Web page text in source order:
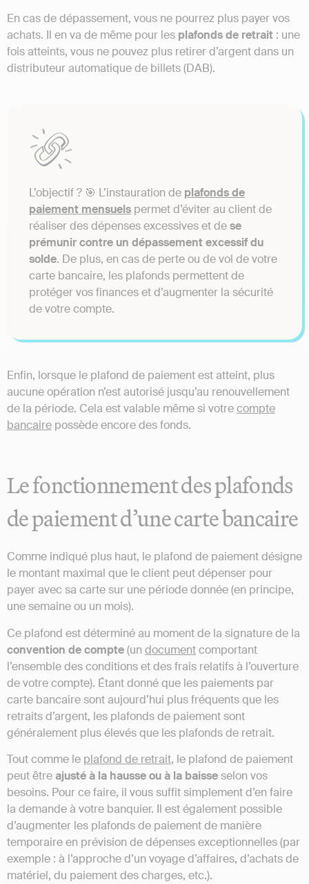
En cas de dépassement, vous ne pourrez plus payer vos
achats. Il en va de même pour les plafonds de retrait : une
fois atteints, vous ne pouvez plus retirer d’argent dans un
distributeur automatique de billets (DAB).
L’objectif ? 🎯 L’instauration de plafonds de
paiement mensuels permet d’éviter au client de
réaliser des dépenses excessives et dese
prémunir contre un dépassement excessif du
solde. De plus, en cas de perte ou de vol de votre
carte bancaire, les plafonds permettent de
protéger vos finances et d’augmenter la sécurité
de votre compte.
Enfin, lorsque le plafond de paiement est atteint, plus
aucune opération n’est autorisé jusqu’au renouvellement
de la période. Cela est valable même si votrecompte
bancaire possède encore des fonds.
Le fonctionnement des plafonds
de paiement d’une carte bancaire
Comme indiqué plus haut, le plafond de paiement désigne
le montant maximal que le client peut dépenser pour
payer avec sa carte sur une période donnée (en principe,
une semaine ou un mois).
Ce plafond est déterminé au moment de la signature de la
convention de compte(un documentcomportant
l’ensemble des conditions et des frais relatifs à l’ouverture
de votre compte). Étant donné que les paiements par
carte bancaire sont aujourd’hui plus fréquents que les
retraits d’argent, les plafonds de paiement sont
généralement plus élevés que les plafonds de retrait.
Tout comme le plafond de retrait, le plafond de paiement
peut êtreajusté à la hausse ou à la baisseselon vos
besoins. Pour ce faire, il vous suffit simplement d’en faire
la demande à votre banquier. Il est également possible
d’augmenter les plafonds de paiement de manière
temporaire en prévision de dépenses exceptionnelles (par
exemple : à l’approche d’un voyage d’affaires, d’achats de
matériel, du paiement des charges, etc.).